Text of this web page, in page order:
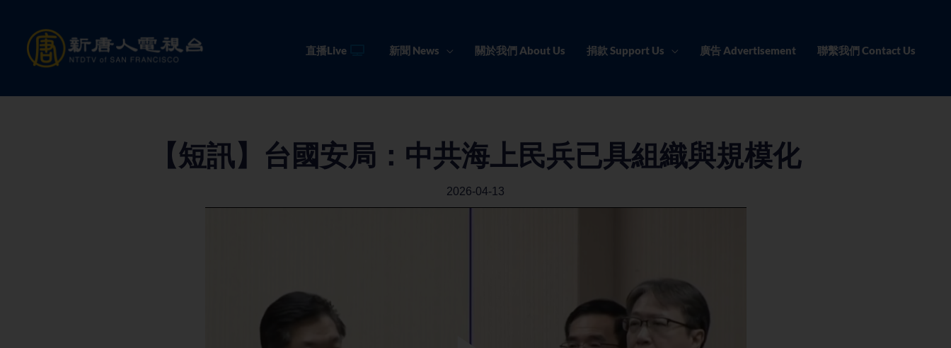
content
直播Live 新聞 News 關於我們 About Us 捐款 Support Us 廣告 Advertisement 聯繫我們 Contact Us
【短訊】台國安局：中共海上民兵已具組織與規模化
2026-04-13